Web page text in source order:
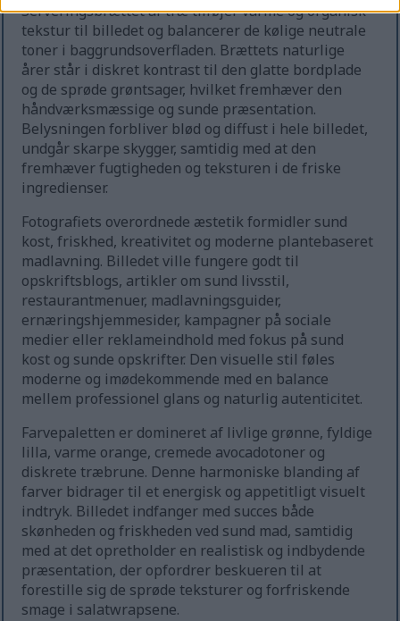
Serveringsbrættet af træ tilføjer varme og organisk
tekstur til billedet og balancerer de kølige neutrale
toner i baggrundsoverfladen. Brættets naturlige
årer står i diskret kontrast til den glatte bordplade
og de sprøde grøntsager, hvilket fremhæver den
håndværksmæssige og sunde præsentation.
Belysningen forbliver blød og diffust i hele billedet,
undgår skarpe skygger, samtidig med at den
fremhæver fugtigheden og teksturen i de friske
ingredienser.
Fotografiets overordnede æstetik formidler sund
kost, friskhed, kreativitet og moderne plantebaseret
madlavning. Billedet ville fungere godt til
opskriftsblogs, artikler om sund livsstil,
restaurantmenuer, madlavningsguider,
ernæringshjemmesider, kampagner på sociale
medier eller reklameindhold med fokus på sund
kost og sunde opskrifter. Den visuelle stil føles
moderne og imødekommende med en balance
mellem professionel glans og naturlig autenticitet.
Farvepaletten er domineret af livlige grønne, fyldige
lilla, varme orange, cremede avocadotoner og
diskrete træbrune. Denne harmoniske blanding af
farver bidrager til et energisk og appetitligt visuelt
indtryk. Billedet indfanger med succes både
skønheden og friskheden ved sund mad, samtidig
med at det opretholder en realistisk og indbydende
præsentation, der opfordrer beskueren til at
forestille sig de sprøde teksturer og forfriskende
smage i salatwrapsene.